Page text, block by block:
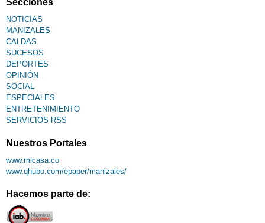
NOTICIAS
MANIZALES
CALDAS
SUCESOS
DEPORTES
OPINIÓN
SOCIAL
ESPECIALES
ENTRETENIMIENTO
SERVICIOS RSS
Nuestros Portales
www.micasa.co
www.qhubo.com/epaper/manizales/
Hacemos parte de: